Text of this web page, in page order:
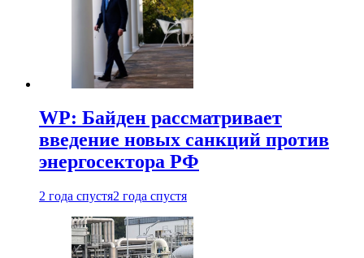
WP: Байден рассматривает
введение новых санкций против
энергосектора РФ
2 года спустя2 года спустя